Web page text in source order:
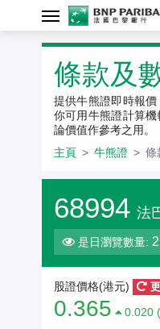
牛熊證
條款及
提供牛熊證即時報價
你可用牛熊證計算
論價值作參考之用。
主頁
牛熊證 條
68994 法
是日瀏覽數量: 2
股證價格(港元)
0.365
0.020